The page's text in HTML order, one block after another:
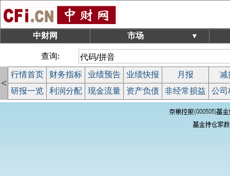
中财网 市场 ▼
查询:
<
行情首页 财务指标 业绩预告 业绩快报 月报
减
研报一览
利润分配 现金流量 资产负债 非经常损益 公司